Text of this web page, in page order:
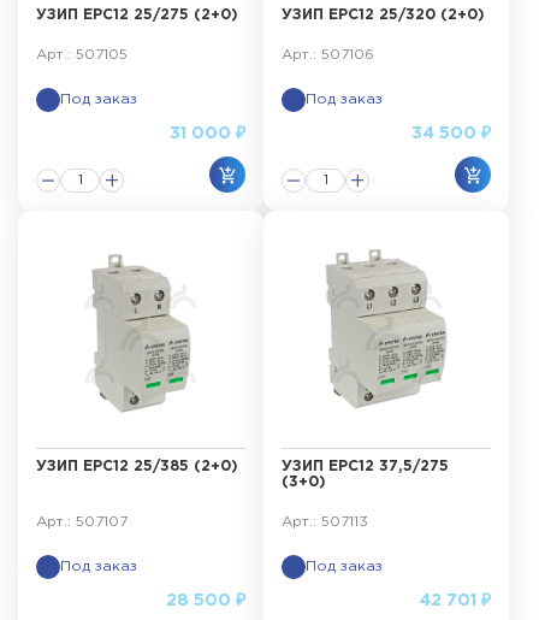
УЗИП ЕРС12 25/275 (2+0)
Арт.: 507105
Под заказ
31 000 ₽
УЗИП ЕРС12 25/320 (2+0)
Арт.: 507106
Под заказ
34 500 ₽
УЗИП ЕРС12 25/385 (2+0)
Арт.: 507107
Под заказ
28 500 ₽
УЗИП ЕРС12 37,5/275
(3+0)
Арт.: 507113
Под заказ
42 701 ₽